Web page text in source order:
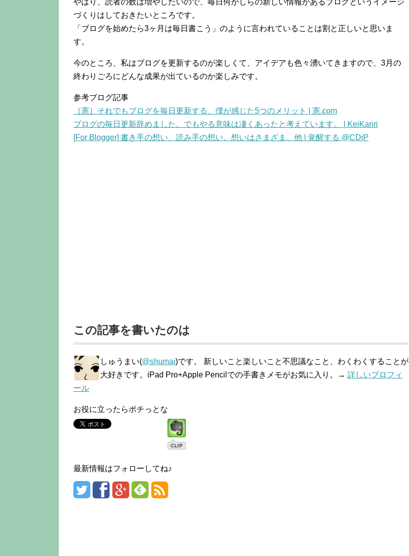
やはり、読者の数は増やしたいので、毎日何かしらの新しい情報があるブログというイメージ
づくりはしておきたいところです。
「ブログを始めたら3ヶ月は毎日書こう」のように言われていることは割と正しいと思いま
す。
今のところ、私はブログを更新するのが楽しくて、アイデアも色々湧いてきますので、3月の
終わりごろにどんな成果が出ているのか楽しみです。
参考ブログ記事
［憲］それでもブログを毎日更新する、僕が感じた5つのメリット | 憲.com
ブログの毎日更新辞めました。でもやる意味は凄くあったと考えています。 | KeiKanri
[For Blogger] 書き手の想い、読み手の想い。想いはさまざま。他 | 覚醒する @CDiP
この記事を書いたのは
しゅうまい(@shumai)です。 新しいこと楽しいこと不思議なこと、わくわくすることが
大好きです。iPad Pro+Apple Pencilでの手書きメモがお気に入り。→ 詳しいプロフィ
ール
お役に立ったらポチっとな
最新情報はフォローしてね♪